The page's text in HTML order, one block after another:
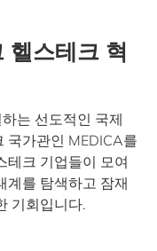
헬스테크 혁
는 선도적인 국제
국가관인 MEDICA를
테크 기업들이 모여
계를 탐색하고 잠재
기회입니다.